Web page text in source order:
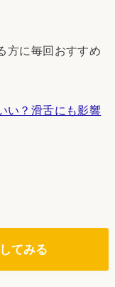
方に毎回おすすめ
い？滑舌にも影響
てみる